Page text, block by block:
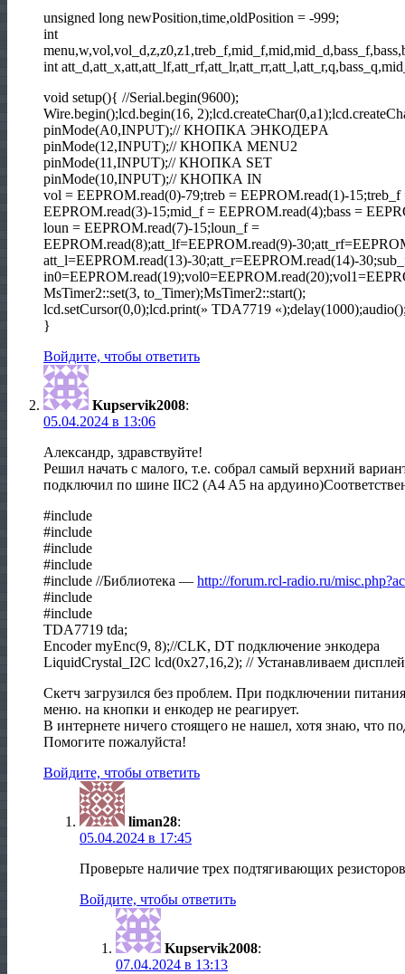
unsigned long newPosition,time,oldPosition = -999;
int
int
void setup(){ //Serial.begin(9600);
Wire.begin();lcd.begin(16,
pinMode(A0,INPUT);// КНОПКА ЭНКОДЕРA
pinMode(12,INPUT);// КНОПКА MENU2
pinMode(11,INPUT);// КНОПКА SET
pinMode(10,INPUT);// КНОПКА IN
vol = EEPROM.read(0)-79;treb = EEPROM.read(1)-
EEPROM.read(3)-15;mid_f = EEPROM.read(4);bass =
loun = EEPROM.read(7)-15;loun_f =
EEPROM.read(8);att_lf=EEPROM.read(9)-
att_l=EEPROM.read(13)-30;att_r=EEPROM.read(14)-
MsTimer2::set(3, to_Timer);MsTimer2::start();
lcd.setCursor(0,0);lcd.print(» TDA7719
}
Войдите, чтобы ответить
Kupservik2008:
05.04.2024 в 13:06
Александр, здравствуйте!
Решил начать с малого, т.е. собрал самый верхний
подключил по шине IIC2 (A4 A5 на
#include
#include
#include
#include
#include //Библиотека — http://forum.rcl-radio.ru/
#include
#include
TDA7719 tda;
Encoder myEnc(9, 8);//CLK, DT подключение энкодера
LiquidCrystal_I2C lcd(0x27,16,2); // Устанавливаем дисплей
Скетч загрузился без проблем. При подключении
меню. на кнопки и енкодер не реагирует.
В интернете ничего стоящего не нашел, хотя знаю, что
Помогите пожалуйста!
Войдите, чтобы ответить
liman28:
05.04.2024 в 17:45
Проверьте наличие трех подтягивающих
Войдите, чтобы ответить
Kupservik2008:
07.04.2024 в 13:13